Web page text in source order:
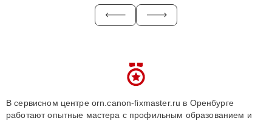
В сервисном центре orn.canon-fixmaster.ru в Оренбурге
работают опытные мастера с профильным образованием и